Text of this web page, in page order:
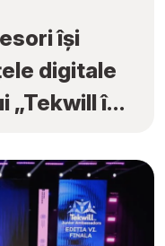
își
digitale
„Tekwill în